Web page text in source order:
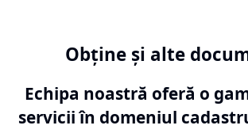
Obține și alte
Echipa noastră oferă o
servicii în domeniul